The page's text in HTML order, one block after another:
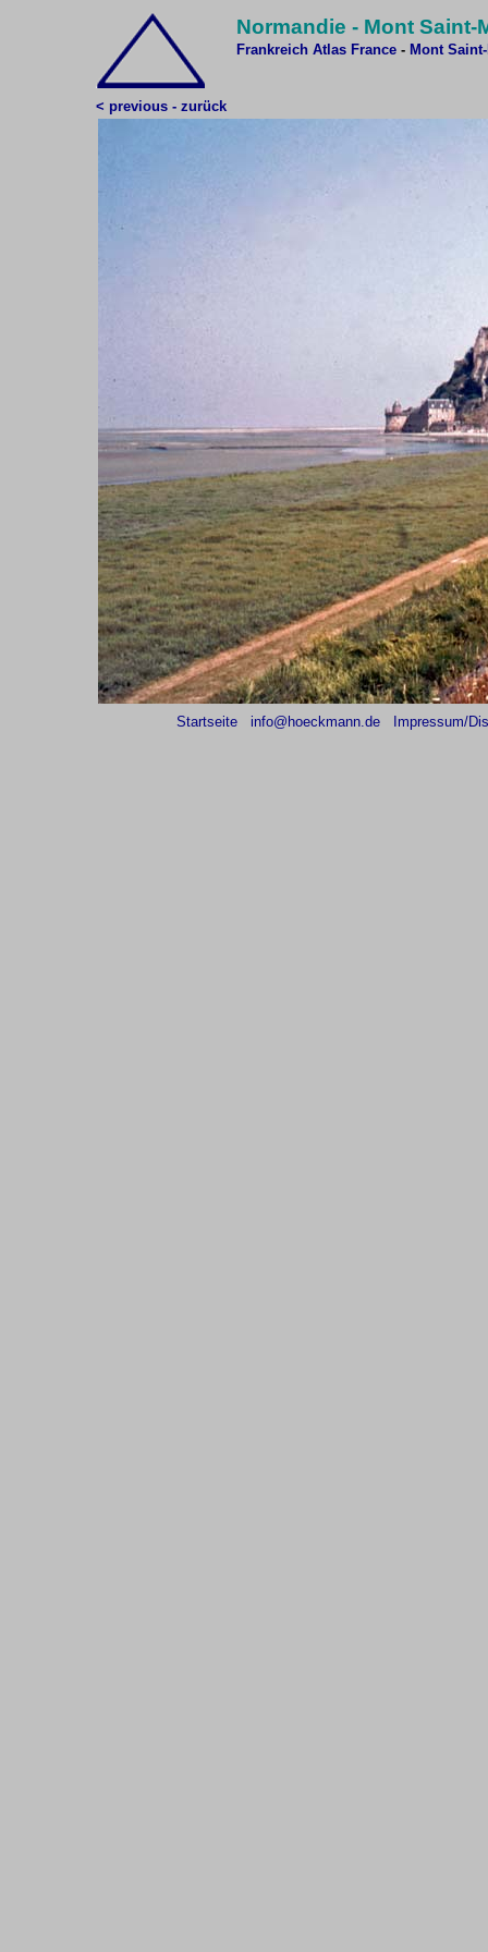
Normandie - Mont Saint-
Frankreich Atlas France - Mont
< previous - zurück
Startseite info@hoeckmann.de Impressum/